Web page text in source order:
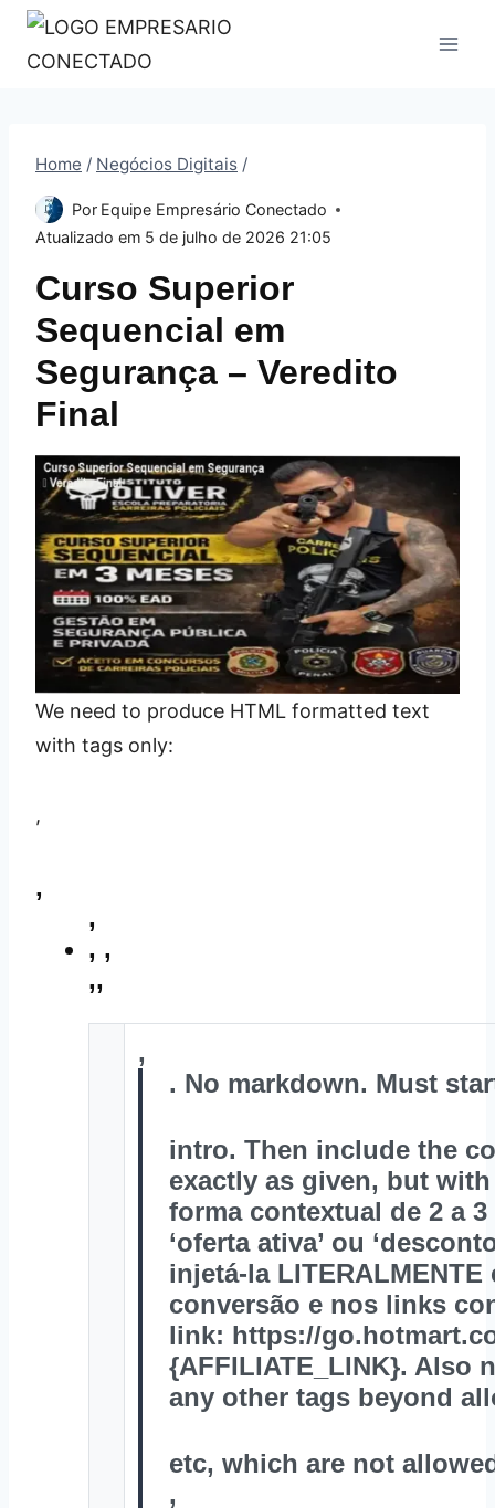
Pular
para
Home / Negócios Digitais /
Por Equipe Empresário Conectado
Atualizado em 5 de julho de 2026 21:05
Curso Superior
Sequencial em
Segurança – Veredito
Final
We need to produce HTML formatted text
with tags only:
,
,
,
, ,
,,
,
. No markdown. Must
intro. Then include the
exactly as given, but
forma contextual de 2 a
‘oferta ativa’ ou
injetá-la
conversão e nos links
link: https://
{AFFILIATE_LINK}. Also
any other tags beyond
etc, which are not
,